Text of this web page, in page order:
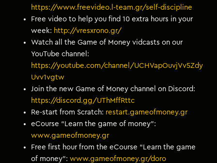
https://www.freevideo.l-team.gr/self-discipline
Free video to help you find 10 extra hours in your
week: http://vresxrono.gr/
Watch all the Game of Money vidcasts on our
YouTube channel:
https://youtube.com/channel/UCHVapOuvjVv5Zdy
Uvv1vgtw
Join the new Game of Money channel on Discord:
https://discord.gg/UThMffRttc
Re-start from Scratch: restart.gameofmoney.gr
eCourse “Learn the game of money”:
www.gameofmoney.gr
Free first hour from the eCourse “Learn the game
of money”:www.gameofmoney.gr/doro